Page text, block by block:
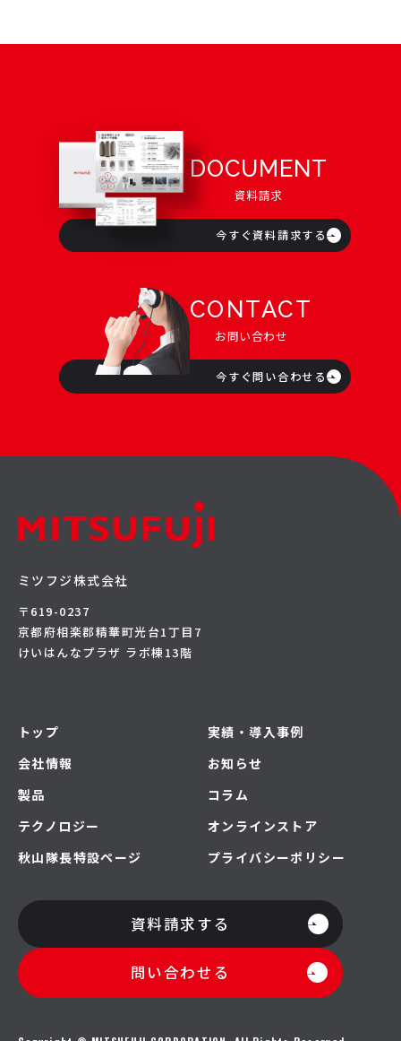
DOCUMENT
資料請求
今すぐ資料請求する
CONTACT
お問い合わせ
今すぐ問い合わせる
ミツフジ株式会社
〒619-0237
京都府相楽郡精華町光台1丁目7
けいはんなプラザ ラボ棟13階
トップ
会社情報
製品
テクノロジー
秋山隊長特設ページ
実績・導入事例
お知らせ
コラム
オンラインストア
プライバシーポリシー
資料請求する
問い合わせる